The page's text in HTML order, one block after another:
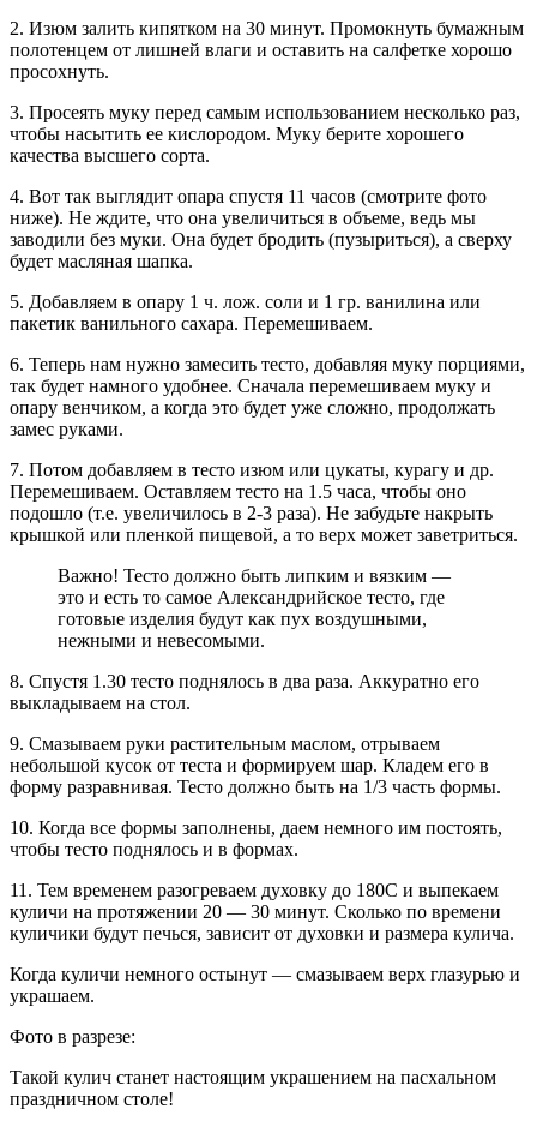
2. Изюм залить кипятком на 30 минут. Промокнуть бумажным
полотенцем от лишней влаги и оставить на салфетке хорошо
просохнуть.
3. Просеять муку перед самым использованием несколько раз,
чтобы насытить ее кислородом. Муку берите хорошего
качества высшего сорта.
4. Вот так выглядит опара спустя 11 часов (смотрите фото
ниже). Не ждите, что она увеличиться в объеме, ведь мы
заводили без муки. Она будет бродить (пузыриться), а сверху
будет масляная шапка.
5. Добавляем в опару 1 ч. лож. соли и 1 гр. ванилина или
пакетик ванильного сахара. Перемешиваем.
6. Теперь нам нужно замесить тесто, добавляя муку порциями,
так будет намного удобнее. Сначала перемешиваем муку и
опару венчиком, а когда это будет уже сложно, продолжать
замес руками.
7. Потом добавляем в тесто изюм или цукаты, курагу и др.
Перемешиваем. Оставляем тесто на 1.5 часа, чтобы оно
подошло (т.е. увеличилось в 2-3 раза). Не забудьте накрыть
крышкой или пленкой пищевой, а то верх может заветриться.
Важно! Тесто должно быть липким и вязким —
это и есть то самое Александрийское тесто, где
готовые изделия будут как пух воздушными,
нежными и невесомыми.
8. Спустя 1.30 тесто поднялось в два раза. Аккуратно его
выкладываем на стол.
9. Смазываем руки растительным маслом, отрываем
небольшой кусок от теста и формируем шар. Кладем его в
форму разравнивая. Тесто должно быть на 1/3 часть формы.
10. Когда все формы заполнены, даем немного им постоять,
чтобы тесто поднялось и в формах.
11. Тем временем разогреваем духовку до 180С и выпекаем
куличи на протяжении 20 — 30 минут. Сколько по времени
куличики будут печься, зависит от духовки и размера кулича.
Когда куличи немного остынут — смазываем верх глазурью и
украшаем.
Фото в разрезе:
Такой кулич станет настоящим украшением на пасхальном
праздничном столе!